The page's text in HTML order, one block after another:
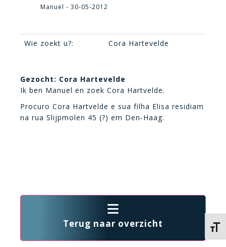
Manuel - 30-05-2012
Wie zoekt u?: Cora Hartevelde
Gezocht: Cora Hartevelde
Ik ben Manuel en zoek Cora Hartvelde.
Procuro Cora Hartvelde e sua filha Elisa residiam
na rua Slijpmolen 45 (?) em Den-Haag.
Terug naar overzicht